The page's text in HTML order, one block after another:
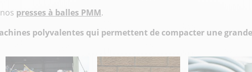
presses à balles PMM.
polyvalentes qui permettent de compacter une